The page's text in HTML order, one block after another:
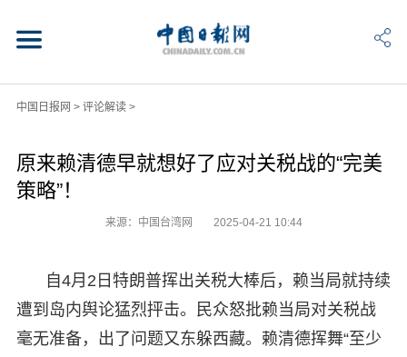
中国日报网 > 评论解读>
原来赖清德早就想好了应对关税战的“完美
策略”！
来源：中国台湾网 2025-04-21 10:44
自4月2日特朗普挥出关税大棒后，赖当局就持续
遭到岛内舆论猛烈抨击。民众怒批赖当局对关税战
毫无准备，出了问题又东躲西藏。赖清德挥舞“至少